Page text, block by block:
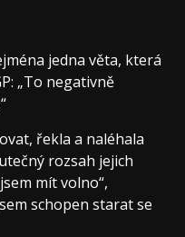
jedna věta, která
„To negativně
řekla a naléhala
rozsah jejich
mít volno“,
schopen starat se